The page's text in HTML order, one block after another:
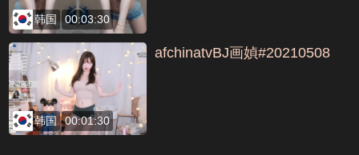
韩国 00:03:30
韩国 00:01:30
afchinatvBJ画媜#20210508